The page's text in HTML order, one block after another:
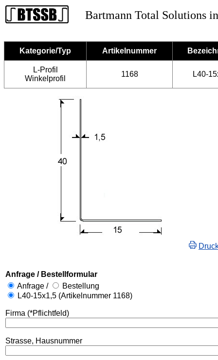
Bartmann Total Solutions
Kategorie/Typ Artikelnummer
L-Profil
Winkelprofil
1168 L40-
Anfrage / Bestellformular
Anfrage /
Bestellung
L40-15x1,5 (Artikelnummer 1168)
Firma (*Pflichtfeld)
Strasse, Hausnummer